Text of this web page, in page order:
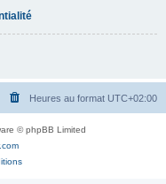
Heures au format UTC+02:00
© phpBB Limited